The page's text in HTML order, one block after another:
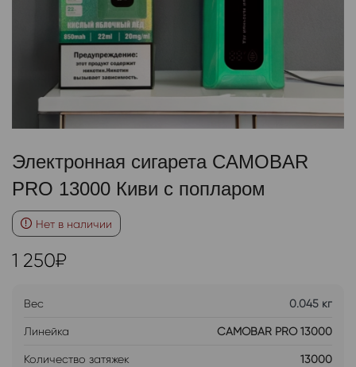
Электронная сигарета CAMOBAR
PRO 13000 Киви с попларом
Нет в наличии
1 250₽
Вес 0.045 кг
Линейка CAMOBAR PRO 13000
Количество затяжек 13000